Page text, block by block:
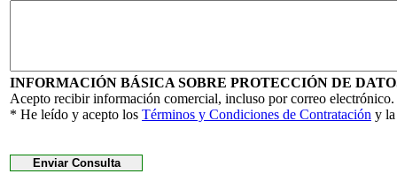
INFORMACIÓN BÁSICA SOBRE PROTECCIÓN DE
Acepto recibir información comercial, incluso por correo electrónico.
* He leído y acepto los Términos y Condiciones de Contratación y